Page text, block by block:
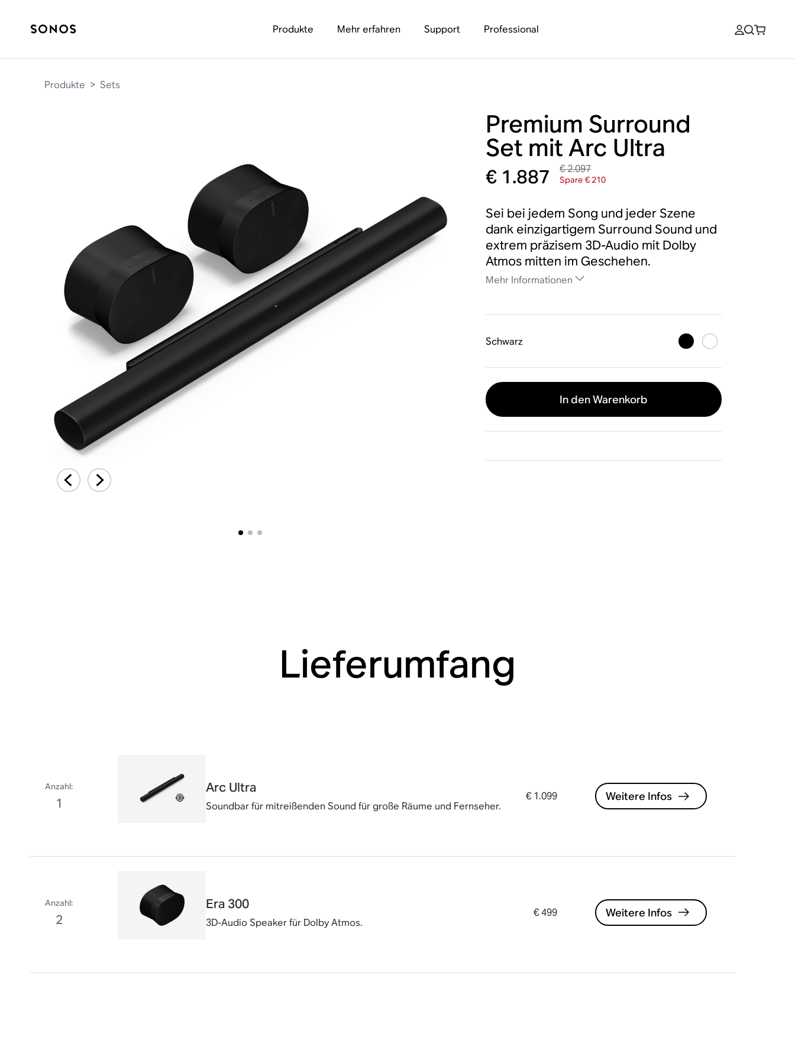
Produkte Mehr erfahren Support Professional
Produkte > Sets
Premium Surround
Set mit Arc Ultra
€ 1.887 € 2.097
Spare € 210
Sei bei jedem Song und jeder Szene
dank einzigartigem Surround Sound und
extrem präzisem 3D-Audio mit Dolby
Atmos mitten im Geschehen.
Mehr Informationen
Schwarz
In den Warenkorb
Lieferumfang
Anzahl:
1
Arc Ultra
Soundbar für mitreißenden Sound für große Räume und Fernseher.
€ 1.099 Weitere Infos
Anzahl:
2
Era 300
3D-Audio Speaker für Dolby Atmos.
€ 499 Weitere Infos